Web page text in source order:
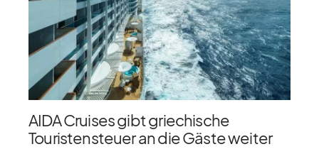
AIDA Cruises gibt griechische
Touristensteuer an die Gäste weiter